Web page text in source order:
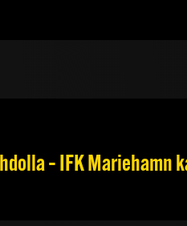
– IFK Mariehamn